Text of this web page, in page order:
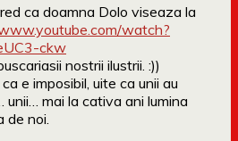
ca doamna Dolo viseaza la
watch?
ckw
nostrii ilustrii. :))
e imposibil, uite ca unii au
unii… mai la cativa ani lumina
de noi.